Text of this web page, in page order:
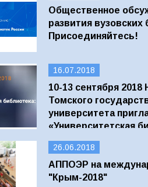
Общественное
развития
Присоединяйтесь!
16.07.2018
10-13 сентября 2018
Томского
университета
«Университетская
роста»
26.06.2018
АППОЭР на
"Крым-2018"